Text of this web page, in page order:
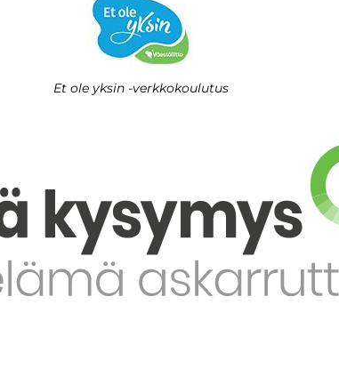
Et ole yksin -verkkokoulutus